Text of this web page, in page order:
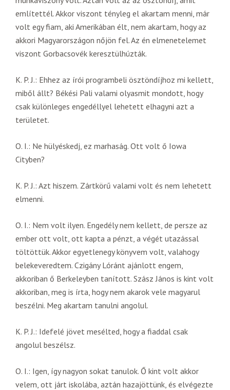
említettél. Akkor viszont tényleg el akartam menni, már
volt egy fiam, aki Amerikában élt, nem akartam, hogy az
akkori Magyarországon nőjön fel. Az én elmenetelemet
viszont Gorbacsovék keresztülhúzták.
K. P. J.: Ehhez az írói programbeli ösztöndíjhoz mi kellett,
miből állt? Békési Pali valami olyasmit mondott, hogy
csak különleges engedéllyel lehetett elhagyni azt a
területet.
O. I.: Ne hülyéskedj, ez marhaság. Ott volt ő Iowa
Cityben?
K. P. J.: Azt hiszem. Zártkörű valami volt és nem lehetett
elmenni.
O. I.: Nem volt ilyen. Engedély nem kellett, de persze az
ember ott volt, ott kapta a pénzt, a végét utazással
töltöttük. Akkor egyetlenegy könyvem volt, valahogy
belekeveredtem. Czigány Lóránt ajánlott engem,
akkoriban ő Berkeleyben tanított. Szász János is kint volt
akkoriban, meg is írta, hogy nem akarok vele magyarul
beszélni. Meg akartam tanulni angolul.
K. P. J.: Idefelé jövet mesélted, hogy a fiaddal csak
angolul beszélsz.
O. I.: Igen, így nagyon sokat tanulok. Ő kint volt akkor
velem, ott járt iskolába, aztán hazajöttünk, és elvégezte